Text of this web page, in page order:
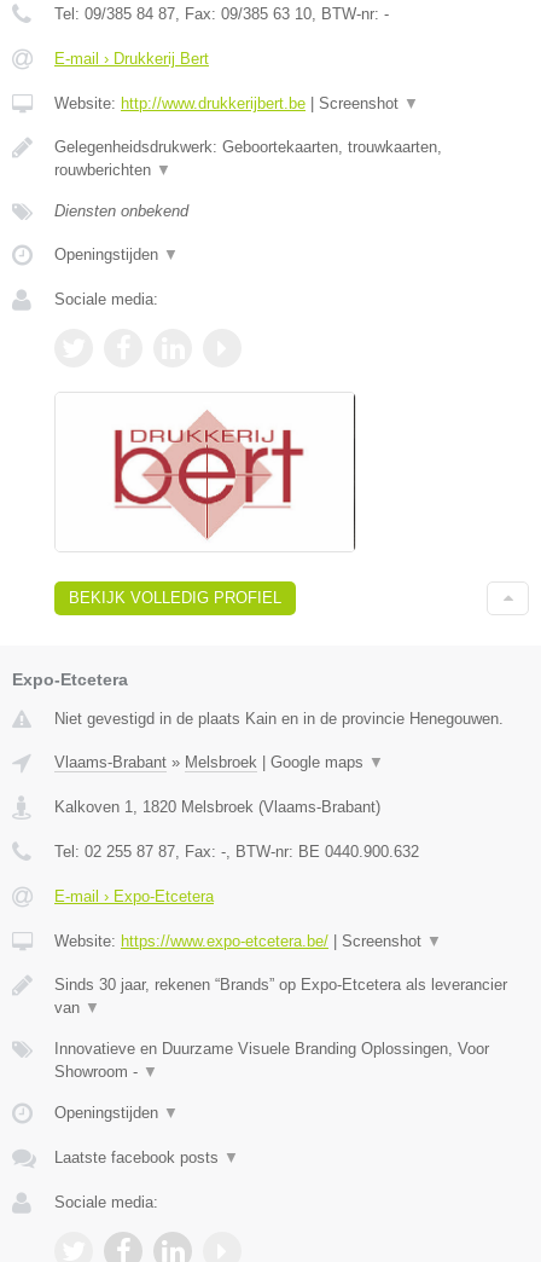
Tel: 09/385 84 87 , Fax: 09/385 63 10 , BTW-nr: -
E-mail › Drukkerij Bert
Website: http://www.drukkerijbert.be | Screenshot ▼
Gelegenheidsdrukwerk: Geboortekaarten, trouwkaarten,
rouwberichten ▼
Diensten onbekend
Openingstijden ▼
Sociale media:
BEKIJK VOLLEDIG PROFIEL
Expo-Etcetera
Niet gevestigd in de plaats Kain en in de provincie Henegouwen.
Vlaams-Brabant » Melsbroek | Google maps ▼
Kalkoven 1 1820 Melsbroek (Vlaams-Brabant)
Tel: 02 255 87 87 , Fax: - , BTW-nr: BE 0440.900.632
E-mail › Expo-Etcetera
Website: https://www.expo-etcetera.be/ | Screenshot ▼
Sinds 30 jaar, rekenen “Brands” op Expo-Etcetera als leverancier
van ▼
Innovatieve en Duurzame Visuele Branding Oplossingen, Voor
Showroom - ▼
Openingstijden ▼
Laatste facebook posts ▼
Sociale media: